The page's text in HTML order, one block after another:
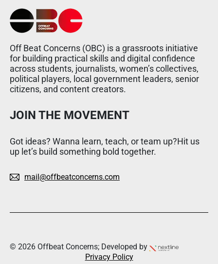
Off Beat Concerns (OBC) is a grassroots initiative
for building practical skills and digital confidence
across students, journalists, women’s collectives,
political players, local government leaders, senior
citizens, and content creators.
JOIN THE MOVEMENT
Got ideas? Wanna learn, teach, or team up?Hit us
up let’s build something bold together.
mail@offbeatconcerns.com
© 2026 Offbeat Concerns; Developed by
Privacy Policy